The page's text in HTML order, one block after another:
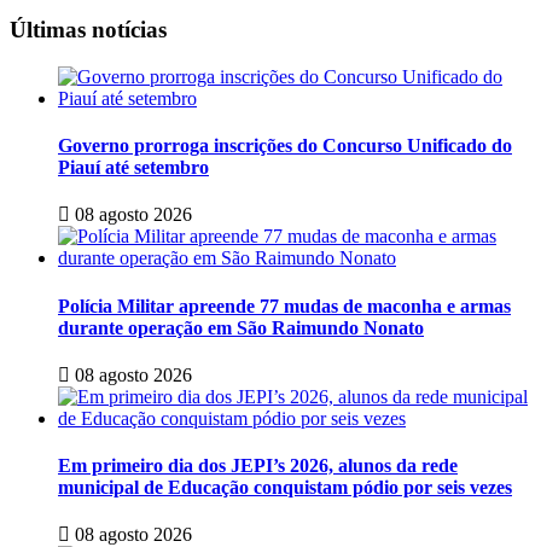
Últimas notícias
Governo prorroga inscrições do Concurso Unificado do
Piauí até setembro
08 agosto 2026
Polícia Militar apreende 77 mudas de maconha e armas
durante operação em São Raimundo Nonato
08 agosto 2026
Em primeiro dia dos JEPI’s 2026, alunos da rede
municipal de Educação conquistam pódio por seis vezes
08 agosto 2026